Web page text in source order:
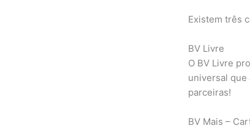
Existem três
BV Livre
O BV Livre
universal que
parceiras!
BV Mais –